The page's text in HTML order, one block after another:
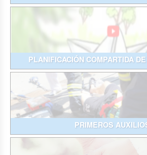
PLANIFICACIÓN COMPARTIDA
PRIMEROS